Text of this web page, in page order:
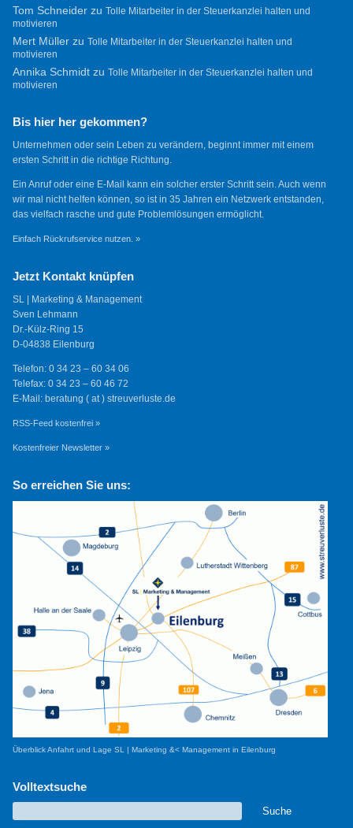
Tom Schneiderzu Tolle Mitarbeiter in der Steuerkanzlei halten und
motivieren
Mert Müllerzu Tolle Mitarbeiter in der Steuerkanzlei halten und
motivieren
Annika Schmidtzu Tolle Mitarbeiter in der Steuerkanzlei halten und
motivieren
Bis hier her gekommen?
Unternehmen oder sein Leben zu verändern, beginnt immer mit einem
ersten Schritt in die richtige Richtung.
Ein Anruf oder eine E-Mail kann ein solcher erster Schritt sein. Auch wenn
wir mal nicht helfen können, so ist in 35 Jahren ein Netzwerk entstanden,
das vielfach rasche und gute Problemlösungen ermöglicht.
Einfach Rückrufservice nutzen. »
Jetzt Kontakt knüpfen
SL | Marketing & Management
Sven Lehmann
Dr.-Külz-Ring 15
D-04838 Eilenburg
Telefon: 0 34 23 – 60 34 06
Telefax: 0 34 23 – 60 46 72
E-Mail: beratung ( at ) streuverluste.de
RSS-Feed kostenfrei »
Kostenfreier Newsletter »
So erreichen Sie uns:
Überblick Anfahrt und Lage SL | Marketing &< Management in Eilenburg
Volltextsuche